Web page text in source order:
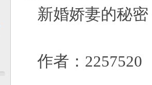
新婚娇妻的秘密
作者：2257520